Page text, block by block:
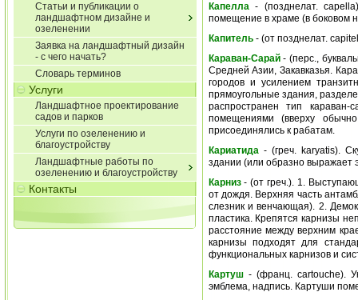
Статьи и публикации о
ландшафтном дизайне и
озеленении
Заявка на ландшафтный дизайн
- с чего начать?
Словарь терминов
Услуги
Ландшафтное проектирование
садов и парков
Услуги по озеленению и
благоустройству
Ландшафтные работы по
озеленению и благоустройству
Контакты
Капелла- (позднелат.
помещение в храме (в боковом
Капитель- (от позднелат.
Караван-Сарай- (перс.,
Средней Азии, Закавказья.
городов и усилением
прямоугольные здания,
распространен тип
помещениями (вверху
присоединялись к рабатам.
Кариатида- (греч. karyatis).
здании (или образно выражает
Карниз- (от греч.). 1.
от дождя. Верхняя часть
слезник и венчающая). 2.
пластика. Крепятся карнизы
расстояние между верхним
карнизы подходят для
функциональных карнизов и
Картуш- (франц. cartouche).
эмблема, надпись. Картуши